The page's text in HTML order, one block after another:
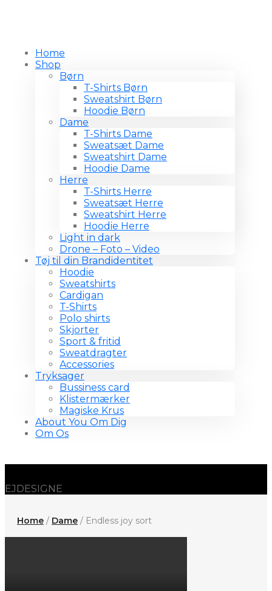
Home
Shop
Børn
T-Shirts Børn
Sweatshirt Børn
Hoodie Børn
Dame
T-Shirts Dame
Sweatsæt Dame
Sweatshirt Dame
Hoodie Dame
Herre
T-Shirts Herre
Sweatsæt Herre
Sweatshirt Herre
Hoodie Herre
Light in dark
Drone – Foto – Video
Tøj til din Brandidentitet
Hoodie
Sweatshirts
Cardigan
T-Shirts
Polo shirts
Skjorter
Sport & fritid
Sweatdragter
Accessories
Tryksager
Bussiness card
Klistermærker
Magiske Krus
About You Om Dig
Om Os
EJDESIGNE
Home / Dame / Endless joy sort